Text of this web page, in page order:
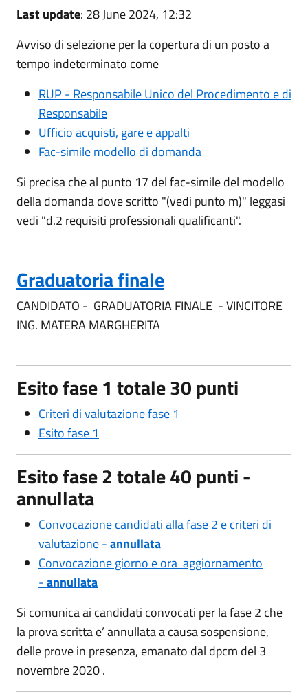
Last update: 28 June 2024, 12:32
Avviso di selezione per la copertura di un posto a
tempo indeterminato come
RUP - Responsabile Unico del Procedimento e di
Responsabile
Ufficio acquisti, gare e appalti
Fac-simile modello di domanda
Si precisa che al punto 17 del fac-simile del modello
della domanda dove scritto "(vedi punto m)" leggasi
vedi "d.2 requisiti professionali qualificanti".
Graduatoria finale
CANDIDATO - GRADUATORIA FINALE - VINCITORE
ING. MATERA MARGHERITA
Esito fase 1 totale 30 punti
Criteri di valutazione fase 1
Esito fase 1
Esito fase 2 totale 40 punti -
annullata
Convocazione candidati alla fase 2 e criteri di
valutazione -annullata
Convocazione giorno e ora aggiornamento
-annullata
Si comunica ai candidati convocati per la fase 2 che
la prova scritta e’ annullata a causa sospensione,
delle prove in presenza, emanato dal dpcm del 3
novembre 2020 .